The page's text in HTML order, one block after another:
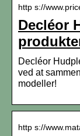
http s://
Decléor
Decléor
ved at
modeller!
http s://